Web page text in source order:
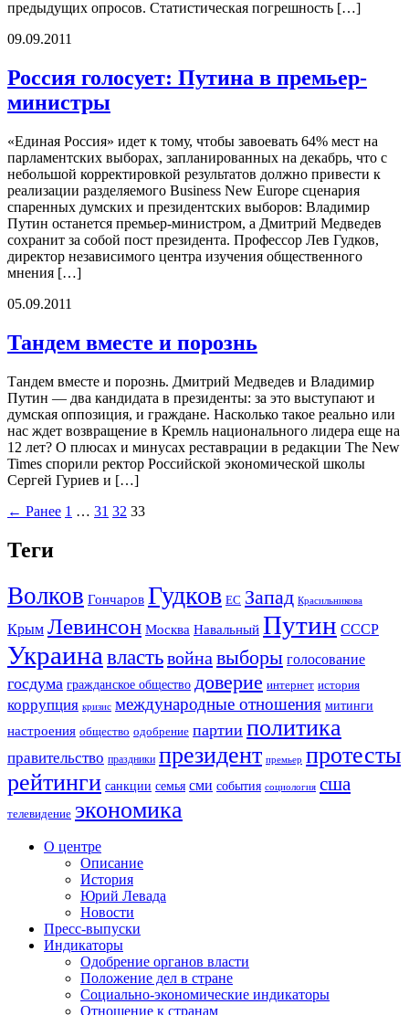
предыдущих опросов. Статистическая погрешность […]
09.09.2011
Россия голосует: Путина в премьер-
министры
«Единая Россия» идет к тому, чтобы завоевать 64% мест на
парламентских выборах, запланированных на декабрь, что с
небольшой корректировкой результатов должно привести к
реализации разделяемого Business New Europe сценария
спаренных думских и президентских выборов: Владимир
Путин останется премьер-министром, а Дмитрий Медведев
сохранит за собой пост президента. Профессор Лев Гудков,
директор независимого центра изучения общественного
мнения […]
05.09.2011
Тандем вместе и порознь
Тандем вместе и порознь. Дмитрий Медведев и Владимир
Путин — два кандидата в президенты: за это выступают и
думская оппозиция, и граждане. Насколько такое реально или
нас ждет возвращение в Кремль национального лидера еще на
12 лет? О плюсах и минусах реставрации в редакции The New
Times спорили ректор Российской экономической школы
Сергей Гуриев и […]
← Ранее 1 … 31 32 33
Теги
Волков Гончаров Гудков ЕС Запад Красильникова
Крым Левинсон Москва Навальный Путин СССР
Украина властьвойна выборы голосование
госдума гражданское общество доверие интернет история
коррупция кризис международные отношения митинги
настроения общество одобрение партии политика
правительство праздники президент премьер протесты
рейтинги санкции семья сми события социология сша
телевидение экономика
О центре
Описание
История
Юрий Левада
Новости
Пресс-выпуски
Индикаторы
Одобрение органов власти
Положение дел в стране
Социально-экономические индикаторы
Отношение к странам